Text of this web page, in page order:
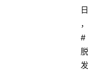
日
，
#
脱
发